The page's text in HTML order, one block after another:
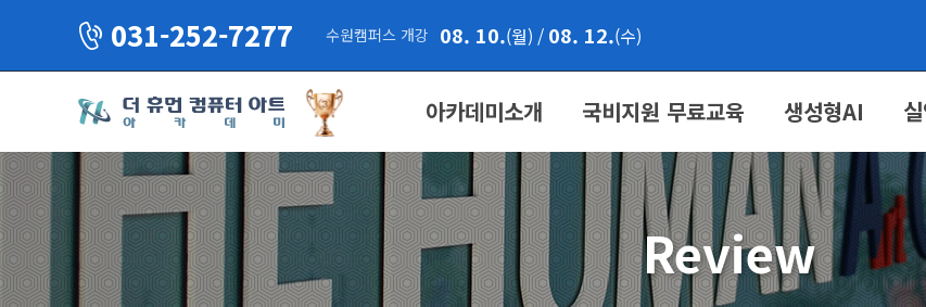
031-252-7277 수원캠퍼스 개강 08. 10.(월) / 08. 12.(수)
아카데미소개 국비지원 무료교육 생성형AI
Review